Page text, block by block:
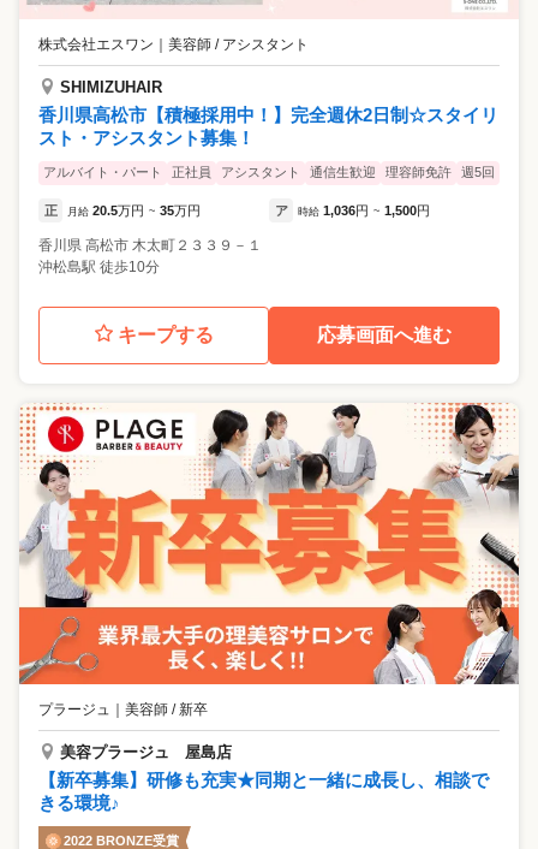
株式会社エスワン ｜ 美容師 / アシスタント
SHIMIZUHAIR
香川県高松市【積極採用中！】完全週休2日制☆スタイリ
スト・アシスタント募集！
アルバイト・パート 正社員 アシスタント 通信生歓迎 理容師免許 週5回
正 月給 20.5万円 ~ 35万円 ア 時給 1,036円 ~ 1,500円
香川県 高松市 木太町２３３９－１
沖松島駅 徒歩10分
キープする 応募画面へ進む
プラージュ ｜ 美容師 / 新卒
美容プラージュ 屋島店
【新卒募集】研修も充実★同期と一緒に成長し、相談で
きる環境♪
2022 BRONZE受賞